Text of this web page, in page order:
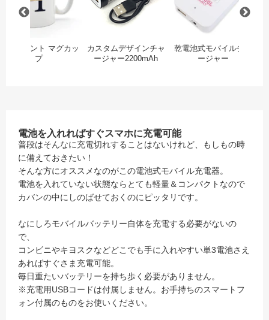
ンポイント マグカッ
プ
カスタムデザインチャ
ージャー2200mAh
乾電池式モバイルチャ
ージャー
電池を入れればすぐスマホに充電可能
普段はそんなに充電切れすることはないけれど、もしもの時
に備えておきたい！
そんな方にオススメなのがこの電池式モバイル充電器。
電池を入れていない状態ならとても軽量＆コンパクトなので
カバンの中にしのばせておくのにピッタリです。
なにしろモバイルバッテリー自体を充電する必要がないの
で、
コンビニやキヨスクなどどこでも手に入れやすい単3電池さえ
あればすぐさま充電可能。
毎日重たいバッテリーを持ち歩く必要がありません。
※充電用USBコードは付属しません。お手持ちのスマートフ
ォン付属のものをお使いください。